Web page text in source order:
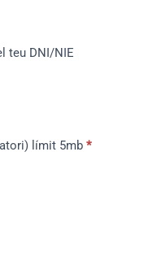
teu DNI/NIE
límit 5mb *